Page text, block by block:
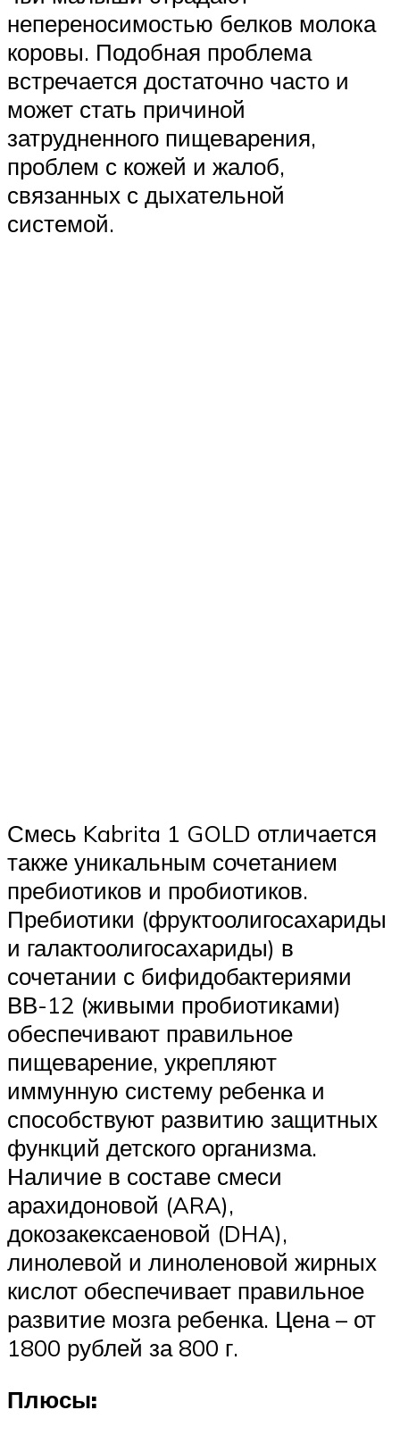
непереносимостью белков молока
коровы. Подобная проблема
встречается достаточно часто и
может стать причиной
затрудненного пищеварения,
проблем с кожей и жалоб,
связанных с дыхательной
системой.
Смесь Kabrita 1 GOLD отличается
также уникальным сочетанием
пребиотиков и пробиотиков.
Пребиотики (фруктоолигосахариды
и галактоолигосахариды) в
сочетании с бифидобактериями
ВВ-12 (живыми пробиотиками)
обеспечивают правильное
пищеварение, укрепляют
иммунную систему ребенка и
способствуют развитию защитных
функций детского организма.
Наличие в составе смеси
арахидоновой (ARA),
докозакексаеновой (DHA),
линолевой и линоленовой жирных
кислот обеспечивает правильное
развитие мозга ребенка. Цена – от
1800 рублей за 800 г.
Плюсы: